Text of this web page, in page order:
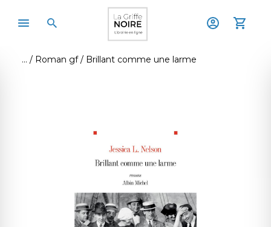
Roman gf Brillant comme une larme